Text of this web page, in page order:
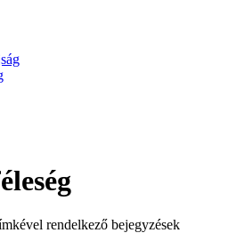
rendelkező bejegyzések